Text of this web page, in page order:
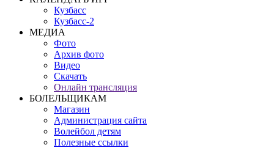
Кузбасс
Кузбасс-2
МЕДИА
Фото
Архив фото
Видео
Скачать
Онлайн трансляция
БОЛЕЛЬЩИКАМ
Магазин
Администрация сайта
Волейбол детям
Полезные ссылки